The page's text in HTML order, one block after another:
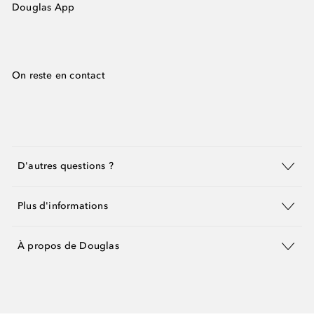
Douglas App
On reste en contact
D'autres questions ?
Plus d'informations
À propos de Douglas